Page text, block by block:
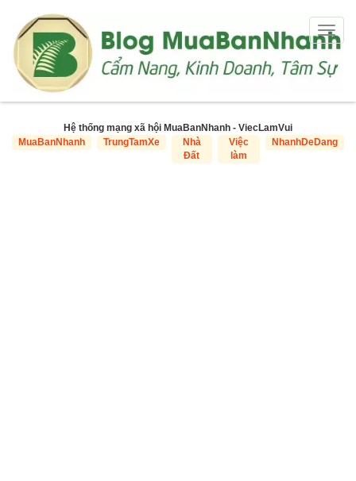
Hệ thống mạng xã hội MuaBanNhanh - ViecLamVui
MuaBanNhanh
TrungTamXe
Nhà
Đất
Việc
làm
NhanhDeDang